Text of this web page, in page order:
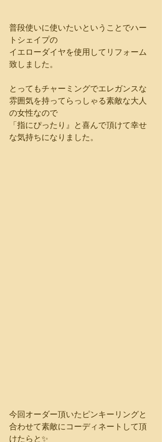
普段使いに使いたいということでハー
トシェイプの
イエローダイヤを使用してリフォーム
致しました。
とってもチャーミングでエレガンスな
雰囲気を持ってらっしゃる素敵な大人
の女性なので
「指にぴったり』と喜んで頂けて幸せ
な気持ちになりました。
今回オーダー頂いたピンキーリングと
合わせて素敵にコーディネートして頂
けたらと✨